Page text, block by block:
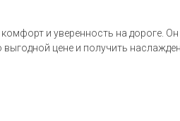
и уверенность на дороге.
цене и получить